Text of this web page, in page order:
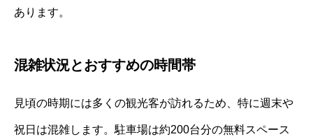
あります。
混雑状況とおすすめの時間帯
見頃の時期には多くの観光客が訪れるため、特に週末や
祝日は混雑します。駐車場は約200台分の無料スペース